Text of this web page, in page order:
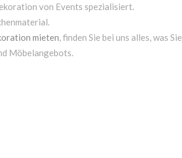
von Events spezialisiert.
mieten, finden Sie bei uns alles, was
Möbelangebots.